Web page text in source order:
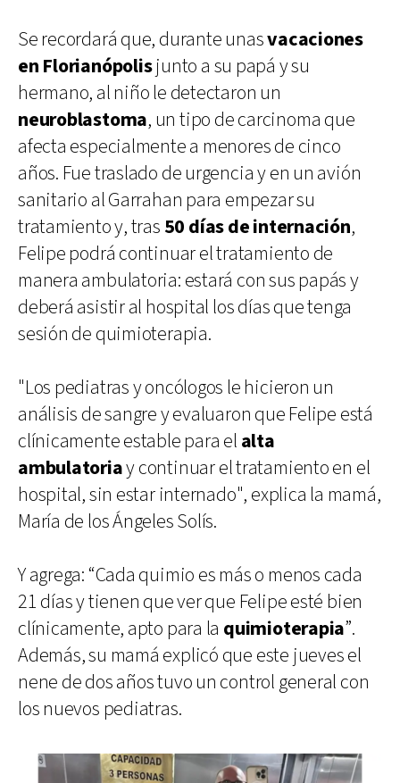
Se recordará que, durante unasvacaciones
en Florianópolisjunto a su papá y su
hermano, al niño le detectaron un
neuroblastoma, un tipo de carcinoma que
afecta especialmente a menores de cinco
años. Fue traslado de urgencia y en un avión
sanitario al Garrahan para empezar su
tratamiento y, tras 50 días de internación,
Felipe podrá continuar el tratamiento de
manera ambulatoria: estará con sus papás y
deberá asistir al hospital los días que tenga
sesión de quimioterapia.
"Los pediatras y oncólogos le hicieron un
análisis de sangre y evaluaron que Felipe está
clínicamente estable para el alta
ambulatoriay continuar el tratamiento en el
hospital, sin estar internado", explica la mamá,
María de los Ángeles Solís.
Y agrega: “Cada quimio es más o menos cada
21 días y tienen que ver que Felipe esté bien
clínicamente, apto para la quimioterapia”.
Además, su mamá explicó que este jueves el
nene de dos años tuvo un control general con
los nuevos pediatras.